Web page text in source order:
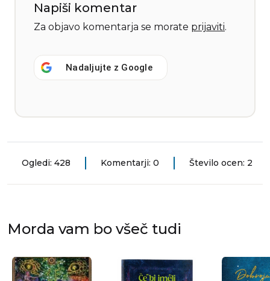
Napiši komentar
Za objavo komentarja se morate prijaviti.
Nadaljujte z Google
Ogledi: 428 Komentarji: 0 Število ocen: 2
Morda vam bo všeč tudi